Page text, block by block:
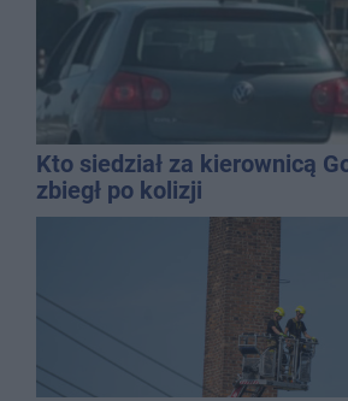
Kto siedział za kierownicą
zbiegł po kolizji